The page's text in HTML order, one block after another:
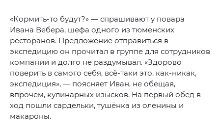
«Кормить-то будут?» — спрашивают у повара
Ивана Вебера, шефа одного из тюменских
ресторанов. Предложение отправиться в
экспедицию он прочитал в группе для сотрудников
компании и долго не раздумывал. «Здорово
поверить в самого себя, всё-таки это, как-никак,
экспедиция», — поясняет Иван, не обещая,
впрочем, кулинарных изысков. На первый обед в
ход пошли сардельки, тушёнка из оленины и
макароны.